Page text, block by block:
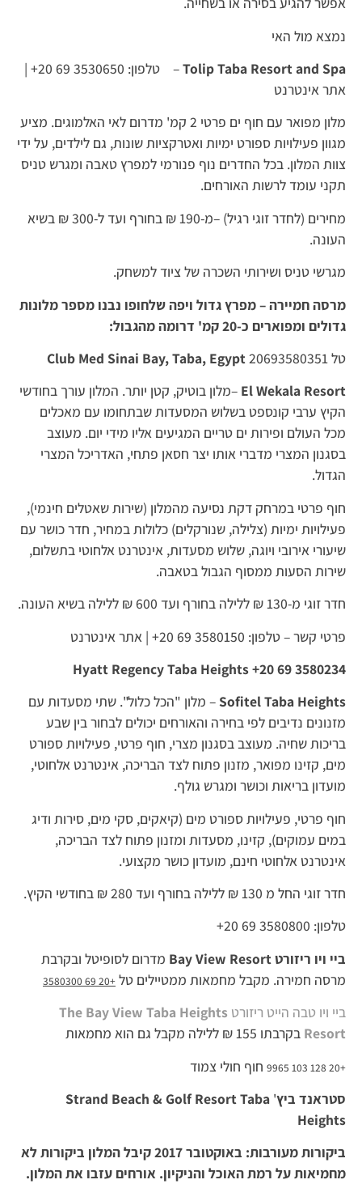
נמצא מול האי
Tolip Taba Resort and Spa
– טלפון: 3530650 69 20+ |
אתר אינטרנט
מלון מפואר עם חוף ים פרטי 2 קמ' מדרום לאי האלמוגים. מציע
מגוון פעילויות ספורט ימיות ואטרקציות שונות, גם לילדים, על ידי
צוות המלון. בכל החדרים נוף פנורמי למפרץ טאבה ומגרש טניס
תקני עומד לרשות האורחים.
מחירים (לחדר זוגי רגיל) –מ-190 ₪ בחורף ועד ל-300 ₪ בשיא
העונה.
מגרשי טניס ושירותי השכרה של ציוד למשחק.
מרסה חמיירה – מפרץ גדול ויפה שלחופו נבנו מספר מלונות
גדולים ומפוארים כ-20 קמ' דרומה מהגבול:
טל 20693580351
Club Med Sinai Bay, Taba, Egypt
El Wekala Resort –מלון בוטיק, קטן יותר. המלון עורך בחודשי
הקיץ ערבי קונספט בשלוש המסעדות שבתחומו עם מאכלים
מכל העולם ופירות ים טריים המגיעים אליו מידי יום. מעוצב
בסגנון המצרי מדברי אותו יצר חסאן פתחי, האדריכל המצרי
הגדול.
חוף פרטי במרחק דקת נסיעה מהמלון (שירות שאטלים חינמי),
פעילויות ימיות (צלילה, שנורקלים) כלולות במחיר, חדר כושר עם
שיעורי אירובי ויוגה, שלוש מסעדות, אינטרנט אלחוטי בתשלום,
שירות הסעות ממסוף הגבול בטאבה.
חדר זוגי מ-130 ₪ ללילה בחורף ועד 600 ₪ ללילה בשיא העונה.
פרטי קשר – טלפון: 3580150 69 20+ | אתר אינטרנט
Hyatt Regency Taba Heights +20 69 3580234
Sofitel Taba Heights– מלון "הכל כלול". שתי מסעדות עם
מזנונים נדיבים לפי בחירה והאורחים יכולים לבחור בין שבע
בריכות שחיה. מעוצב בסגנון מצרי, חוף פרטי, פעילויות ספורט
מים, קזינו מפואר, מזנון פתוח לצד הבריכה, אינטרנט אלחוטי,
מועדון בריאות וכושר ומגרש גולף.
חוף פרטי, פעילויות ספורט מים (קיאקים, סקי מים, סירות ודיג
במים עמוקים), קזינו, מסעדות ומזנון פתוח לצד הבריכה,
אינטרנט אלחוטי חינם, מועדון כושר מקצועי.
חדר זוגי החל מ 130 ₪ ללילה בחורף ועד 280 ₪ בחודשי הקיץ.
טלפון: 3580800 69 20+
ביי ויו ריזורטBay View Resort מדרום לסופיטל ובקרבת
מרסה חמירה. מקבל מחמאות ממטיילים טל +20 69 3580300
ביי ויו טבה הייט ריזורט The Bay View Taba Heights
Resort בקרבתו 155 ₪ ללילה מקבל גם הוא מחמאות
+20 128 103 9965
חוף חולי צמוד
סטראנד ביץ'
Strand Beach & Golf Resort Taba
Heights
ביקורות מעורבות: באוקטובר 2017 קיבל המלון ביקורות לא
מחמיאות על רמת האוכל והניקיון. אורחים עזבו את המלון.